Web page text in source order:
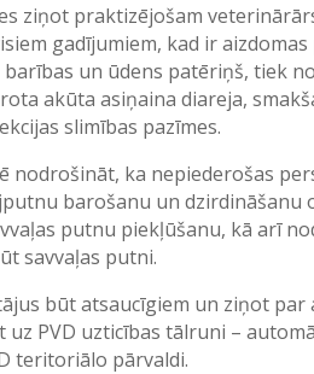
ziņot praktizējošam
gadījumiem, kad ir
barības un ūdens patēriņš, tiek
akūta asiņaina diareja,
slimības pazīmes.
nodrošināt, ka nepiederošas
barošanu un
putnu piekļūšanu, kā arī
savvaļas putni.
būt atsaucīgiem un ziņot
uz PVD uzticības tālruni –
teritoriālo pārvaldi.